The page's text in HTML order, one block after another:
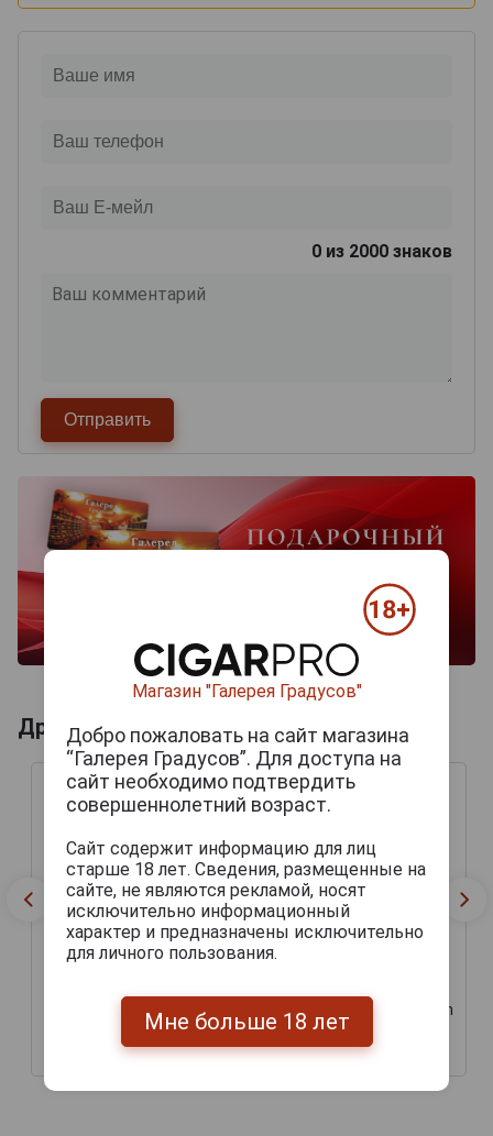
0 из 2000 знаков
Другие продукты бренда PRINCIPLE
Accomplice Maduro Green
Band Toro
1 950 руб.
Accomplice Maduro Green
Band Robusto
1 875 руб.
Магазин "Галерея Градусов"
Добро пожаловать на сайт магазина
“Галерея Градусов”. Для доступа на
сайт необходимо подтвердить
совершеннолетний возраст.
Сайт содержит информацию для лиц
старше 18 лет. Сведения, размещенные на
сайте, не являются рекламой, носят
исключительно информационный
характер и предназначены исключительно
для личного пользования.
Мне больше 18 лет